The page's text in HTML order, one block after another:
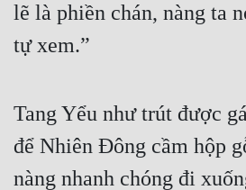
lẽ là phiền chán, nàng ta
tự xem.”
Tang Yểu như trút được
để Nhiên Đông cầm hộp
nàng nhanh chóng đi